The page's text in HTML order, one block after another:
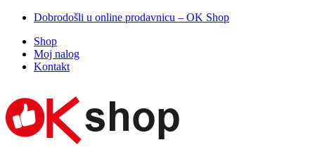
Dobrodošli u online prodavnicu – OK Shop
Shop
Moj nalog
Kontakt